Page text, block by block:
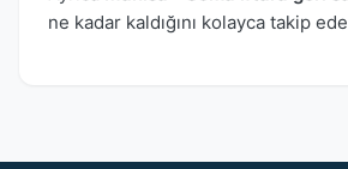
ne kadar kaldığını kolayca takip